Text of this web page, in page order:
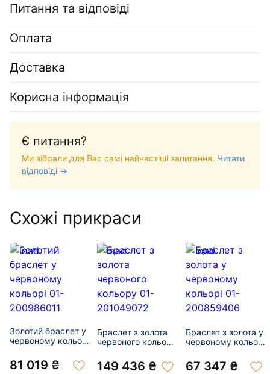
Питання та відповіді
Оплата
Доставка
Корисна інформація
Є питання?
Ми зібрали для Вас самі найчастіші запитання. Читати
відповіді →
Схожі прикраси
Золотий браслет у
червоному кольорі
81 019 ₴
Браслет з золота
червоного кольору
149 436 ₴
Браслет з золота у
червоному кольорі
67 347 ₴